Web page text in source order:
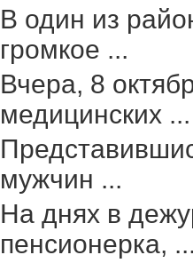
В один из
громкое ...
Вчера, 8
медицинских ...
мужчин ...
На днях в
пенсионерка, ...